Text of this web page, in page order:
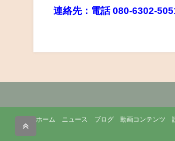
連絡先：電話 080-6302-
ホーム ニュース ブログ 動画コンテンツ